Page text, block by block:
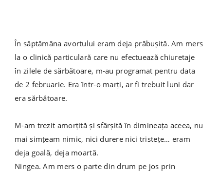
În săptămâna avortului eram deja prăbușită. Am mers
la o clinică particulară care nu efectuează chiuretaje
în zilele de sărbătoare, m-au programat pentru data
de 2 februarie. Era într-o marți, ar fi trebuit luni dar
era sărbătoare.
M-am trezit amorțită și sfârșită în dimineața aceea, nu
mai simțeam nimic, nici durere nici tristețe… eram
deja goală, deja moartă.
Ningea. Am mers o parte din drum pe jos prin